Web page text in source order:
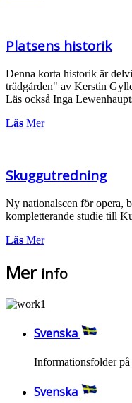
Platsens historik
Denna korta historik är
trädgården" av Kerstin
Läs också Inga
Läs Mer
Skuggutredning
Ny nationalscen för opera,
kompletterande studie till
Läs Mer
Mer info
Svenska
Informationsfolder på
Svenska